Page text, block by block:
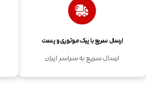
ارسال سریع با پیک موتوری و پست
ارسال سریع به سراسر ایران